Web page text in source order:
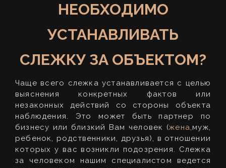
НЕОБХОДИМО
УСТАНАВЛИВАТЬ
СЛЕЖКУ ЗА ОБЪЕКТОМ?
Чаще всего слежка устанавливается с целью
выяснения конкретных фактов или
незаконных действий со стороны объекта
наблюдения. Это может быть партнер по
бизнесу или близкий Вам человек (жена,муж,
ребенок, родственники, друзья), в отношении
которых у вас возникли подозрения. Слежка
за человеком нашим специалистом ведется